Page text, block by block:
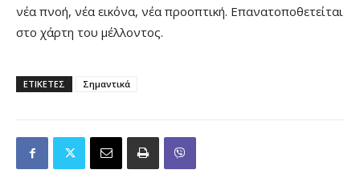
νέα πνοή, νέα εικόνα, νέα προοπτική. Επανατοποθετείται
στο χάρτη του μέλλοντος.
ΕΤΙΚΕΤΕΣ Σημαντικά